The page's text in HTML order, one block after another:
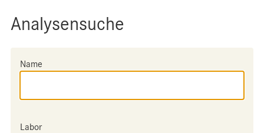
Analysensuche
Name
Labor